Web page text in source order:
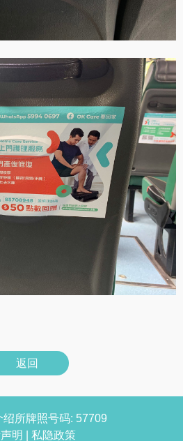
返回
绍所牌照号码: 57709
明
私隐政策